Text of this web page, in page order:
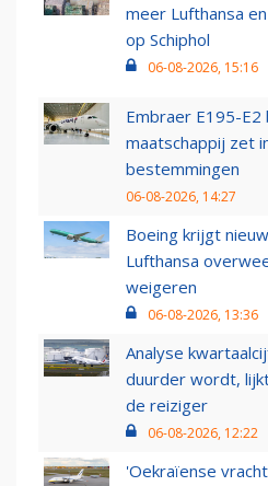
meer Lufthansa
op Schiphol
06-08-2026, 15:16
Embraer E195-E2
maatschappij zet
bestemmingen
06-08-2026, 14:27
Boeing krijgt
Lufthansa
weigeren
06-08-2026, 13:36
Analyse
duurder wordt,
de reiziger
06-08-2026, 12:22
'Oekraïense